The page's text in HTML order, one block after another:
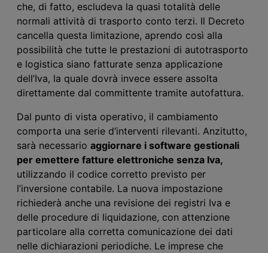
che, di fatto, escludeva la quasi totalità delle
normali attività di trasporto conto terzi. Il Decreto
cancella questa limitazione, aprendo così alla
possibilità che tutte le prestazioni di autotrasporto
e logistica siano fatturate senza applicazione
dell’Iva, la quale dovrà invece essere assolta
direttamente dal committente tramite autofattura.
Dal punto di vista operativo, il cambiamento
comporta una serie d’interventi rilevanti. Anzitutto,
sarà necessario aggiornare i software gestionali
per emettere fatture elettroniche senza Iva,
utilizzando il codice corretto previsto per
l’inversione contabile. La nuova impostazione
richiederà anche una revisione dei registri Iva e
delle procedure di liquidazione, con attenzione
particolare alla corretta comunicazione dei dati
nelle dichiarazioni periodiche. Le imprese che